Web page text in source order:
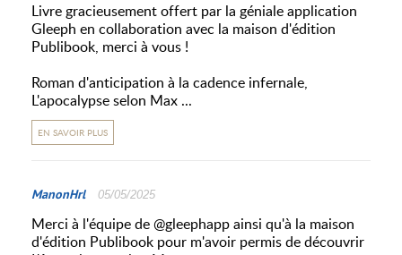
Livre gracieusement offert par la géniale application
Gleeph en collaboration avec la maison d'édition
Publibook, merci à vous !
Roman d'anticipation à la cadence infernale,
L'apocalypse selon Max ...
EN SAVOIR PLUS
ManonHrl 05/05/2025
Merci à l'équipe de @gleephapp ainsi qu'à la maison
d'édition Publibook pour m'avoir permis de découvrir